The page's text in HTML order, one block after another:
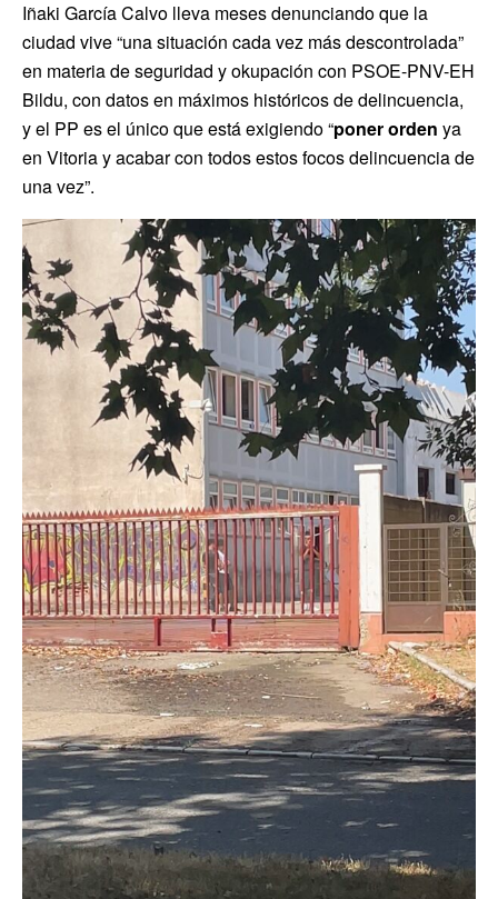
Iñaki García Calvo lleva meses denunciando que la
ciudad vive “una situación cada vez más descontrolada”
en materia de seguridad y okupación con PSOE-PNV-EH
Bildu, con datos en máximos históricos de delincuencia,
y el PP es el único que está exigiendo “poner orden ya
en Vitoria y acabar con todos estos focos delincuencia de
una vez”.